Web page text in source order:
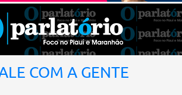
pelo ministro mais antigo que
Corte. O novo presidente vai suceder a Luís
completará o mandato de dois anos. Ao
pela eleição, Barroso afirmou que o país
na cadeira de presidente da Corte.
e institucionalmente, que é uma sorte
COM A GENTE